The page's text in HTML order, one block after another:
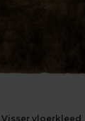
Visser vloerkleed